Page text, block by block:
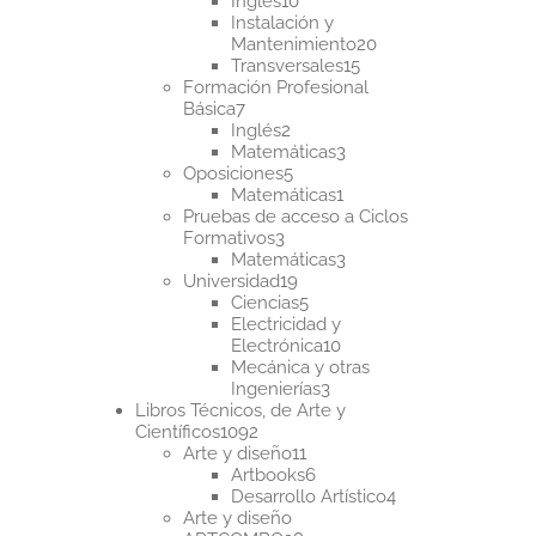
productos
Instalación y
Mantenimiento2020
Transversales1515
productos
Formación Profesional
Básica77
productos
Inglés22
productos
Matemáticas33
Oposiciones55
productos
Matemáticas11
producto
Pruebas de acceso a Ciclos
Formativos33
productos
Matemáticas33
Universidad1919
productos
Ciencias55
productos
Electricidad y
Electrónica1010
productos
Mecánica y otras
Ingenierías33
productos
Libros Técnicos, de Arte y
Científicos10921092
productos
Arte y diseño1111
productos
Artbooks66
productos
Desarrollo Artístico44
Arte y diseño